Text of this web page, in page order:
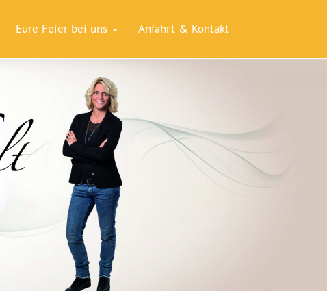
Eure Feier bei uns Anfahrt & Kontakt